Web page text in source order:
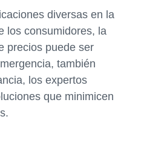
diversas en la
los consumidores, la
precios puede ser
también
los expertos
que minimicen